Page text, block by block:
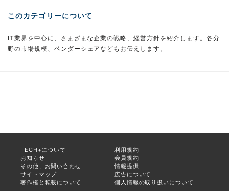
このカテゴリーについて
IT業界を中心に、さまざまな企業の戦略、経営方針を紹介します。各分
野の市場規模、ベンダーシェアなどもお伝えします。
TECH+について
利用規約
お知らせ
会員規約
その他、お問い合わせ
情報提供
サイトマップ
広告について
著作権と転載について
個人情報の取り扱いについて